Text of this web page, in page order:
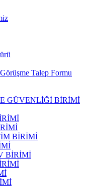
Talep Formu
GÜVENLİĞİ BİRİMİ
BİRİMİ
BİRİMİ